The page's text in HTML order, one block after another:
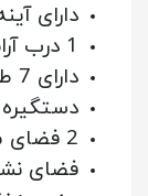
دارای
1 درب آرام بند
دارای 7 طبقه و 8 فضای مجزا
2 فضای مجزا روی درب آینه
فضای